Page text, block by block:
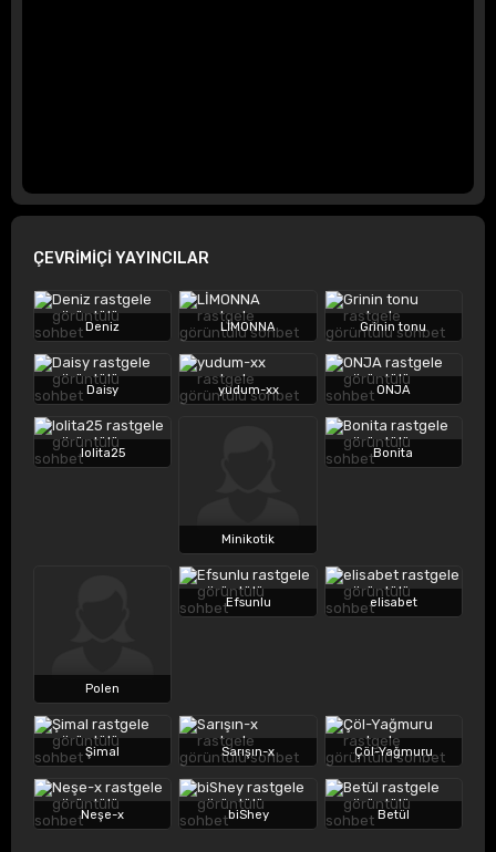
ÇEVRİMİÇİ YAYINCILAR
Deniz LİMONNA Grinin tonu
Daisy yudum-xx ONJA
lolita25
Minikotik
Bonita
Polen
Efsunlu elisabet
Şimal Sarışın-x Çöl-Yağmuru
Neşe-x biShey Betül